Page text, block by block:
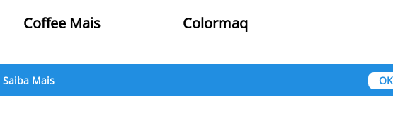
Coffee Mais
Colormaq
Saiba Mais OK